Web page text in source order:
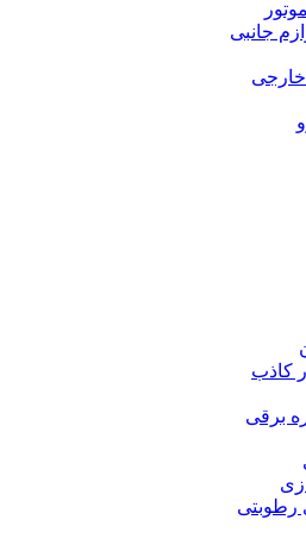
جانبی
کاذب
برقی
رطوبتی